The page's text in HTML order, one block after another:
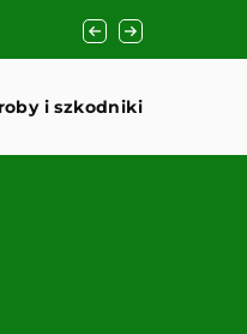
Jak wybrać
i szkodniki